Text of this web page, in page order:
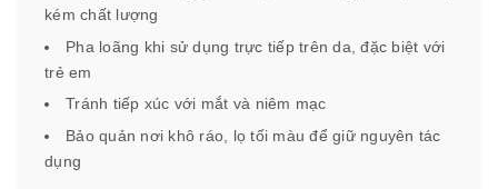
kém chất lượng
Pha loãng khi sử dụng trực tiếp trên da, đặc biệt với
trẻ em
Tránh tiếp xúc với mắt và niêm mạc
Bảo quản nơi khô ráo, lọ tối màu để giữ nguyên tác
dụng